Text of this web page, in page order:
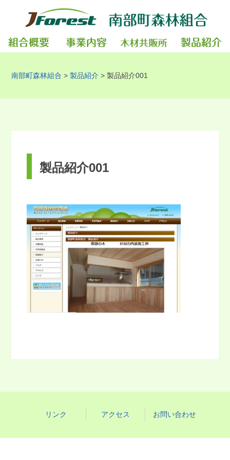
南部町森林組合 >製品紹介 >製品紹介001
製品紹介001
リンク アクセス お問い合わせ